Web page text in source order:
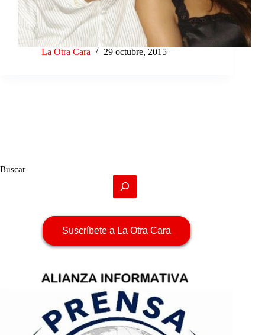
La Otra Cara 29 octubre, 2015
Buscar
Suscríbete a La Otra Cara